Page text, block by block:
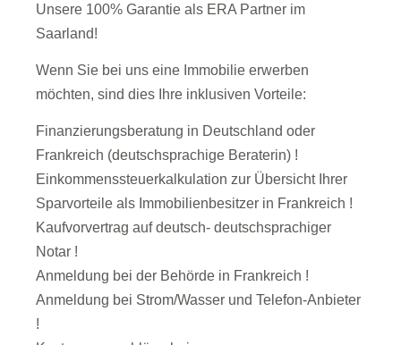
Unsere 100% Garantie als ERA Partner im
Saarland!
Wenn Sie bei uns eine Immobilie erwerben
möchten, sind dies Ihre inklusiven Vorteile:
Finanzierungsberatung in Deutschland oder
Frankreich (deutschsprachige Beraterin) !
Einkommenssteuerkalkulation zur Übersicht Ihrer
Sparvorteile als Immobilienbesitzer in Frankreich !
Kaufvorvertrag auf deutsch- deutschsprachiger
Notar !
Anmeldung bei der Behörde in Frankreich !
Anmeldung bei Strom/Wasser und Telefon-Anbieter
!